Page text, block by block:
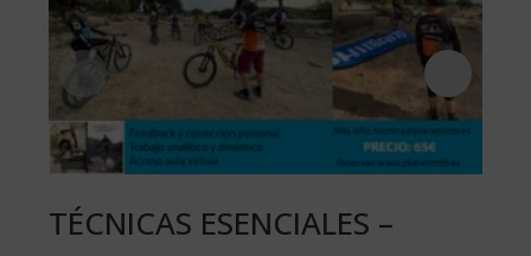
TÉCNICAS ESENCIALES –